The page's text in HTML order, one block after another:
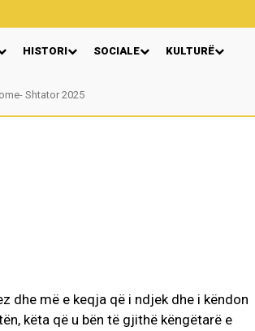
HISTORI SOCIALE KULTURË
Shtator 2025
dhe më e keqja që i ndjek dhe i këndon
këta që u bën të gjithë këngëtarë e